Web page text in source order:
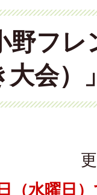
野フ
大会）
（水曜日